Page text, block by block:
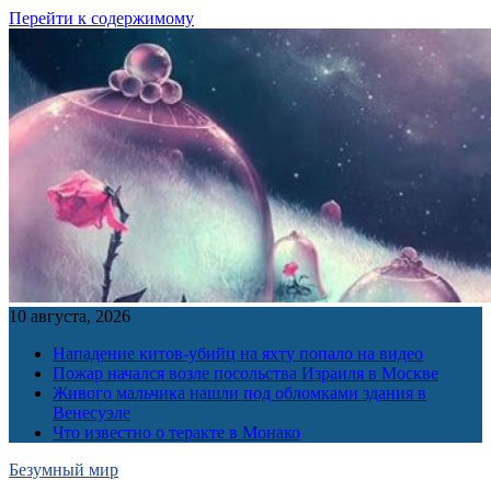
Перейти к содержимому
10 августа, 2026
Нападение китов-убийц на яхту попало на видео
Пожар начался возле посольства Израиля в Москве
Живого мальчика нашли под обломками здания в
Венесуэле
Что известно о теракте в Монако
Безумный мир